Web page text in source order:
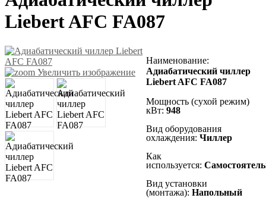
Liebert AFC FA087
Увеличить изображение
Наименование:
Адиабатический чиллер
Liebert AFC FA087
Мощность (сухой режим)
кВт: 948
Вид оборудования
охлаждения: Чиллер
Как
используется:
Вид установки
(монтажа): Напольный